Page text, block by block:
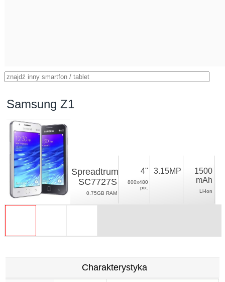
Samsung Z1
Spreadtrum
SC7727S
0.75GB RAM
4"
800x480
pix.
3.15MP
1500
mAh
Li-Ion
Charakterystyka